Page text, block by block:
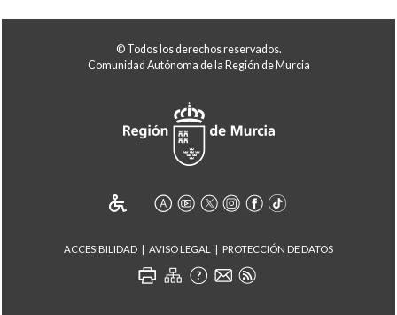
© Todos los derechos reservados.
Comunidad Autónoma de la Región de Murcia
ACCESIBILIDAD AVISO LEGAL PROTECCIÓN DE DATOS